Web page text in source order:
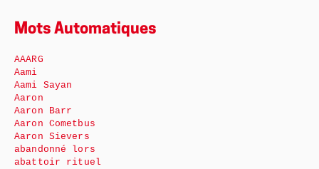
Mots Automatiques
AAARG
Aami
Aami Sayan
Aaron
Aaron Barr
Aaron Cometbus
Aaron Sievers
abandonné lors
abattoir rituel